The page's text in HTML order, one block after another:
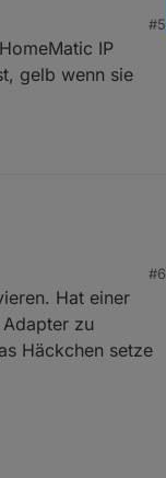
#5
IP
gelb wenn sie
#6
Hat einer
zu
Häckchen setze